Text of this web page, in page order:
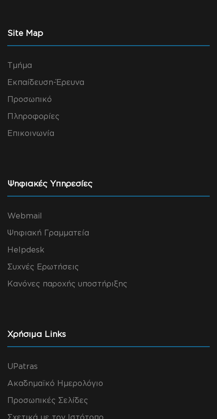
Site Map
Τμήμα
Εκπαίδευση-Έρευνα
Προσωπικό
Πληροφορίες
Επικοινωνία
Ψηφιακές Υπηρεσίες
Webmail
Ψηφιακή Γραμματεία
Helpdesk
Συχνές Ερωτήσεις
Κανόνες παροχής υποστήριξης
Χρήσιμα Links
UPatras
Ακαδημαϊκό Ημερολόγιο
Προσωπικές Σελίδες
Σχετικά με τον Ιστότοπο